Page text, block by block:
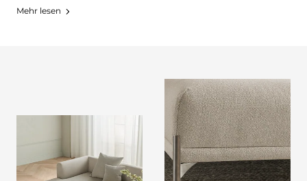
Mehr lesen